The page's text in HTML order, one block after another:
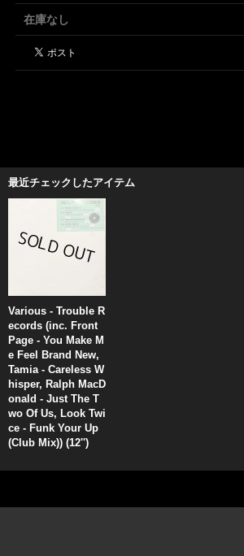
在庫なし
最近チェックしたアイテム
Various - Trouble R
ecords (inc. Front
Page - You Make M
e Feel Brand New,
Tamia - Careless W
hisper, Ralph MacD
onald - Just The T
wo Of Us, Look Twi
ce - Funk Your Up
(Club Mix)) (12'')